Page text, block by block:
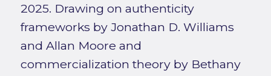
2025. Drawing on authenticity
frameworks by Jonathan D. Williams
and Allan Moore and
commercialization theory by Bethany